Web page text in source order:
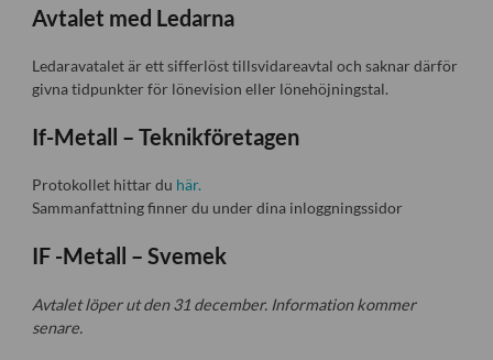
Avtalet med Ledarna
Ledaravatalet är ett sifferlöst tillsvidareavtal och saknar därför
givna tidpunkter för lönevision eller lönehöjningstal.
If-Metall – Teknikföretagen
Protokollet hittar du här.
Sammanfattning finner du under dina inloggningssidor
IF -Metall – Svemek
Avtalet löper ut den 31 december. Information kommer
senare.